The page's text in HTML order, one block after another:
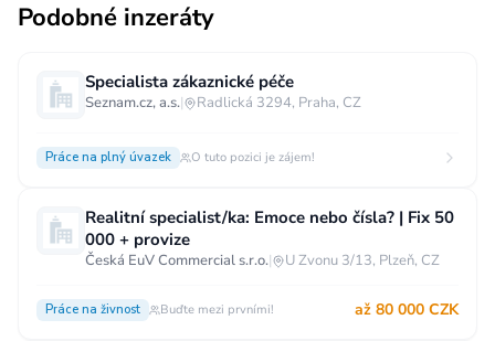
Podobné inzeráty
Specialista zákaznické péče
Seznam.cz, a.s.| Radlická 3294, Praha, CZ
Práce na plný úvazek O tuto pozici je zájem!
Realitní specialist/ka: Emoce nebo čísla? | Fix 50
000 + provize
Česká EuV Commercial s.r.o.| U Zvonu 3/13, Plzeň, CZ
Práce na živnost Buďte mezi prvními! až 80 000 CZK